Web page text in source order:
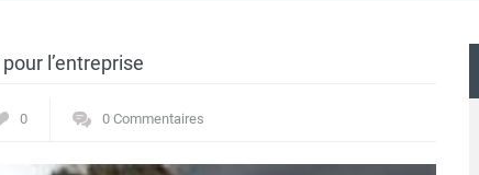
l’entreprise
0 0 Commentaires